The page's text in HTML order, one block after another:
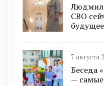
СВО
7 августа
Беседа
—